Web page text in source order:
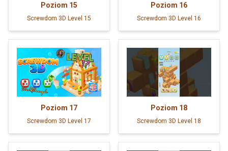
Poziom 15
Screwdom 3D Level 15
Poziom 16
Screwdom 3D Level 16
Poziom 17
Screwdom 3D Level 17
Poziom 18
Screwdom 3D Level 18